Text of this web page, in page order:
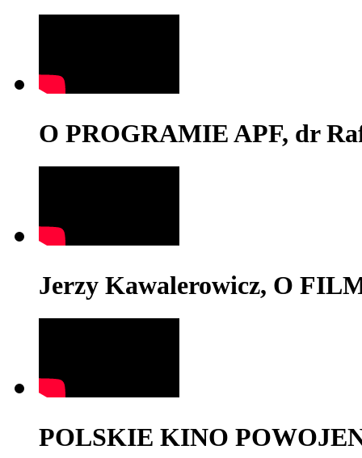
O PROGRAMIE APF, dr
Jerzy Kawalerowicz, O
POLSKIE KINO